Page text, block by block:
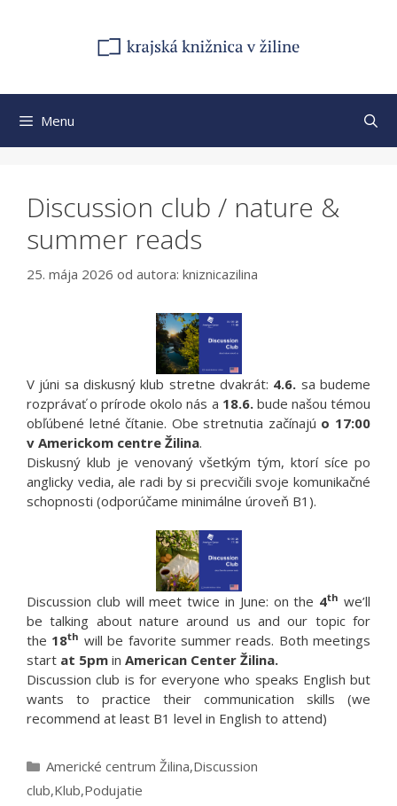
Menu
Discussion club / nature &
summer reads
25. mája 2026 od autora: kniznicazilina
V júni sa diskusný klub stretne dvakrát: 4.6. sa budeme
rozprávať o prírode okolo nás a 18.6.bude našou témou
obľúbené letné čítanie. Obe stretnutia začínajú o 17:00
v Americkom centre Žilina.
Diskusný klub je venovaný všetkým tým, ktorí síce po
anglicky vedia, ale radi by si precvičili svoje komunikačné
schopnosti (odporúčame minimálne úroveň B1).
Discussion club will meet twice in June: on the 4th we’ll
be talking about nature around us and our topic for
the 18th will be favorite summer reads. Both meetings
start at 5pm in American Center Žilina.
Discussion club is for everyone who speaks English but
wants to practice their communication skills (we
recommend at least B1 level in English to attend)
Kategórie
Americké centrum Žilina,Discussion
club,Klub,Podujatie